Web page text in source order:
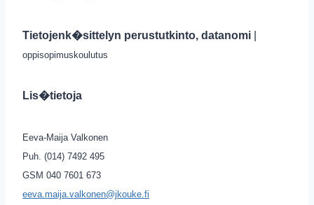
Tietojenk�sittelyn perustutkinto, datanomi
oppisopimuskoulutus
Lis�tietoja
Eeva-Maija Valkonen
Puh. (014) 7492 495
GSM 040 7601 673
eeva.maija.valkonen@jkouke.fi